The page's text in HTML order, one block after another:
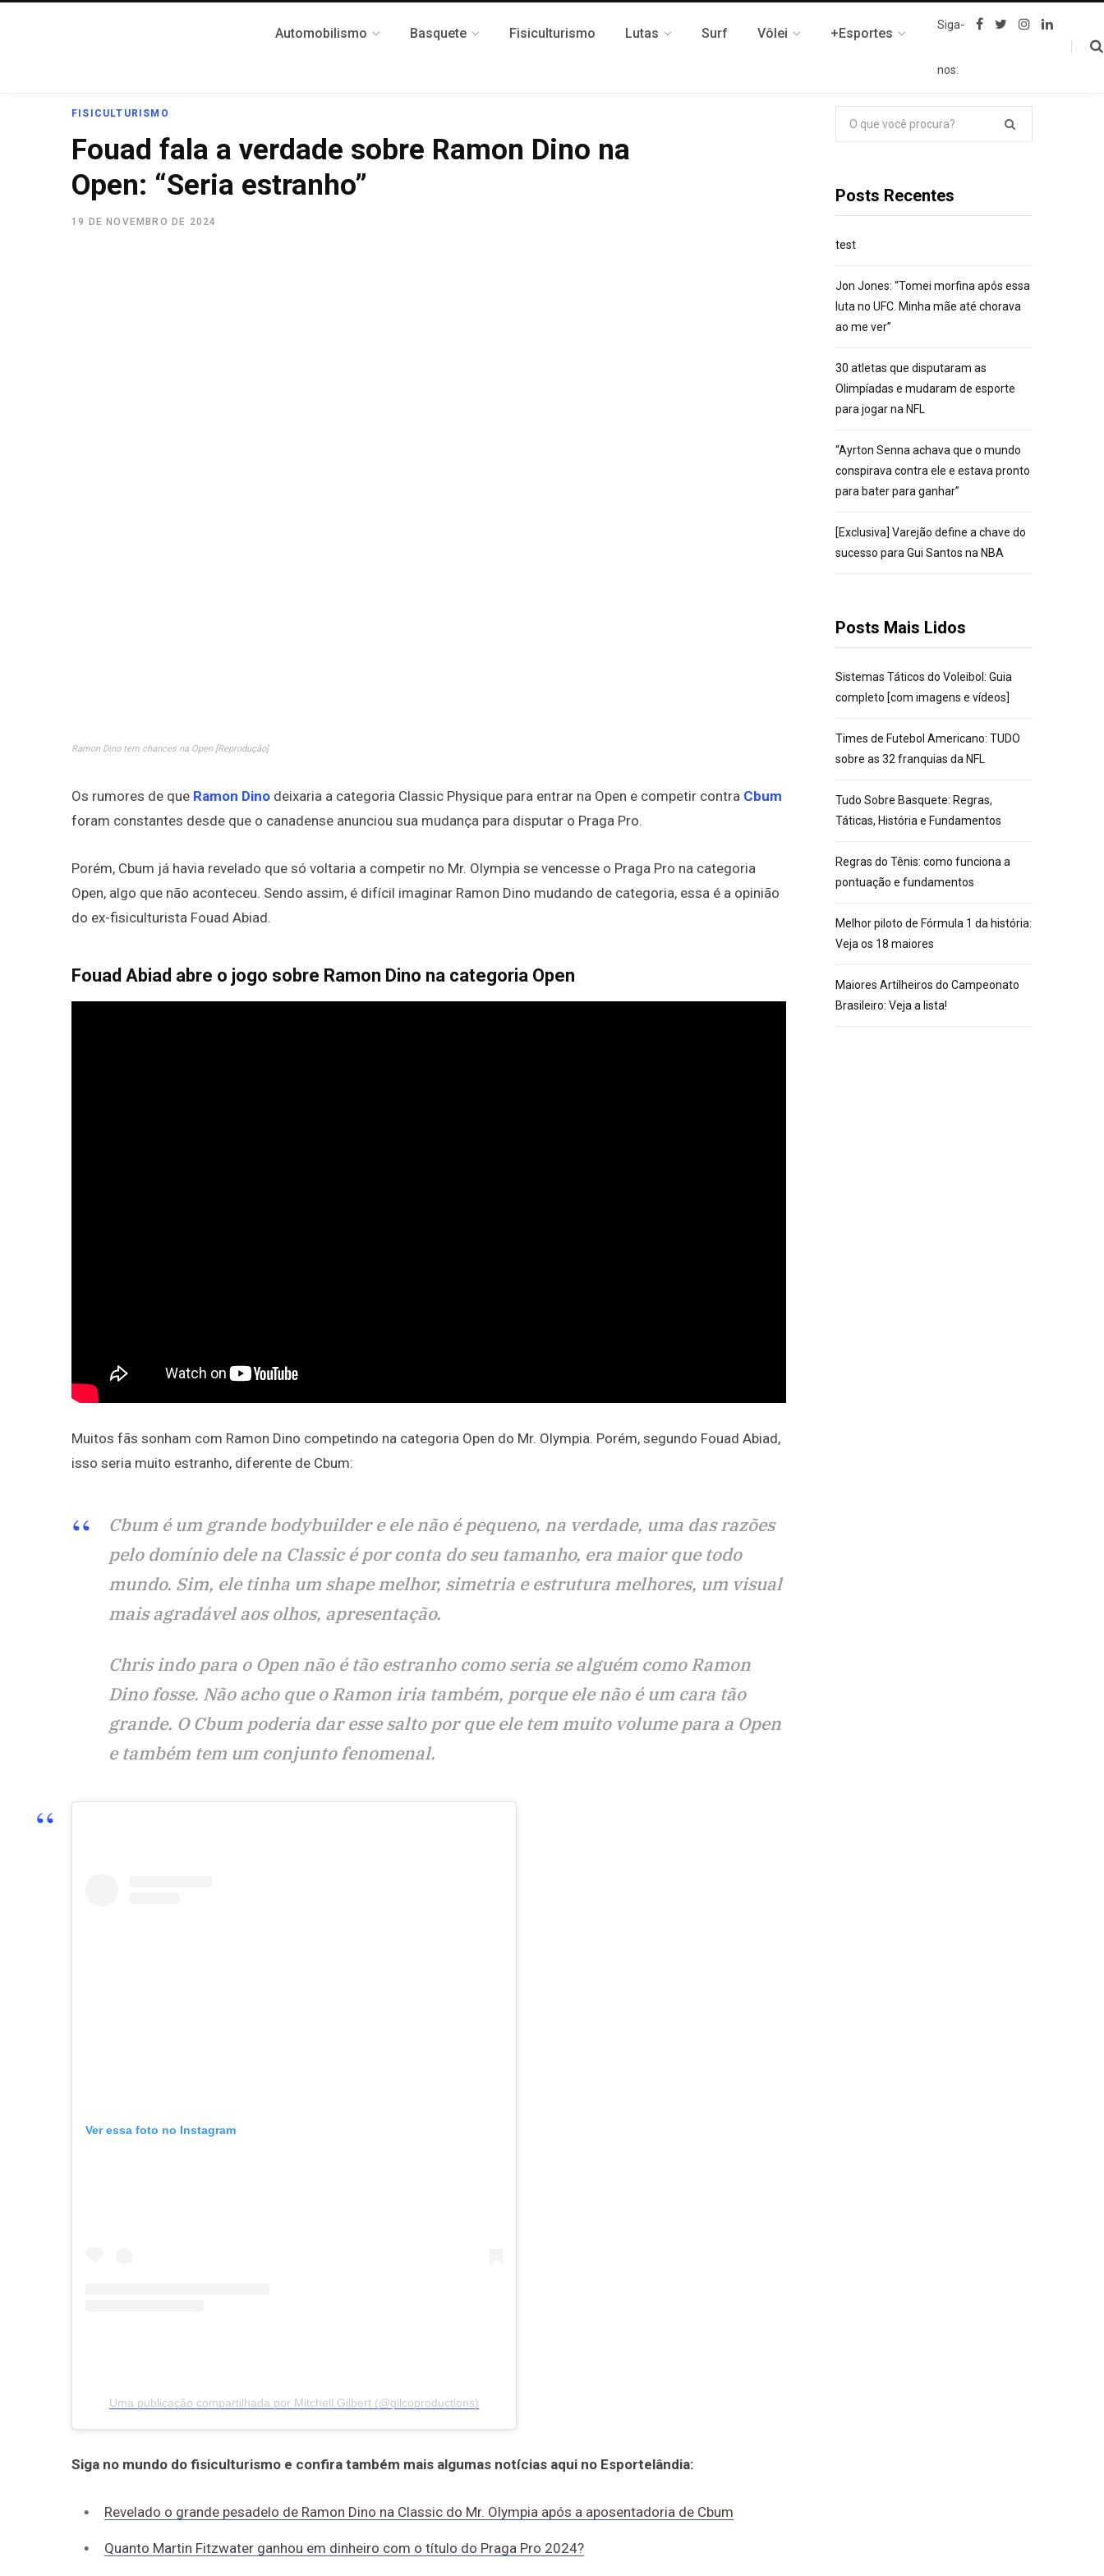
Automobilismo Basquete Fisiculturismo Lutas Surf Vôlei +Esportes
Siga-
nos:
F
I
L
FISICULTURISMO
Fouad fala a verdade sobre Ramon Dino na
Open: “Seria estranho”
19 DE NOVEMBRO DE 2024
Ramon Dino tem chances na Open [Reprodução]
Os rumores de que Ramon Dino deixaria a categoria Classic Physique para entrar na Open e competir contra Cbum
foram constantes desde que o canadense anunciou sua mudança para disputar o Praga Pro.
Porém, Cbum já havia revelado que só voltaria a competir no Mr. Olympia se vencesse o Praga Pro na categoria
Open, algo que não aconteceu. Sendo assim, é difícil imaginar Ramon Dino mudando de categoria, essa é a opinião
do ex-fisiculturista Fouad Abiad.
Fouad Abiad abre o jogo sobre Ramon Dino na categoria Open
Muitos fãs sonham com Ramon Dino competindo na categoria Open do Mr. Olympia. Porém, segundo Fouad Abiad,
isso seria muito estranho, diferente de Cbum:
Cbum é um grande bodybuilder e ele não é pequeno, na verdade, uma das razões
pelo domínio dele na Classic é por conta do seu tamanho, era maior que todo
mundo. Sim, ele tinha um shape melhor, simetria e estrutura melhores, um visual
mais agradável aos olhos, apresentação.
Chris indo para o Open não é tão estranho como seria se alguém como Ramon
Dino fosse. Não acho que o Ramon iria também, porque ele não é um cara tão
grande. O Cbum poderia dar esse salto por que ele tem muito volume para a Open
e também tem um conjunto fenomenal.
Ver essa foto no Instagram
Uma publicação compartilhada por Mitchell Gilbert (@gilcoproductions)
Siga no mundo do fisiculturismo e confira também mais algumas notícias aqui no Esportelândia:
Revelado o grande pesadelo de Ramon Dino na Classic do Mr. Olympia após a aposentadoria de Cbum
Quanto Martin Fitzwater ganhou em dinheiro com o título do Praga Pro 2024?
Pesquisar
por:
Posts Recentes
test
Jon Jones: “Tomei morfina após essa
luta no UFC. Minha mãe até chorava
ao me ver”
30 atletas que disputaram as
Olimpíadas e mudaram de esporte
para jogar na NFL
“Ayrton Senna achava que o mundo
conspirava contra ele e estava pronto
para bater para ganhar”
[Exclusiva] Varejão define a chave do
sucesso para Gui Santos na NBA
Posts Mais Lidos
Sistemas Táticos do Voleibol: Guia
completo [com imagens e vídeos]
Times de Futebol Americano: TUDO
sobre as 32 franquias da NFL
Tudo Sobre Basquete: Regras,
Táticas, História e Fundamentos
Regras do Tênis: como funciona a
pontuação e fundamentos
Melhor piloto de Fórmula 1 da história:
Veja os 18 maiores
Maiores Artilheiros do Campeonato
Brasileiro: Veja a lista!